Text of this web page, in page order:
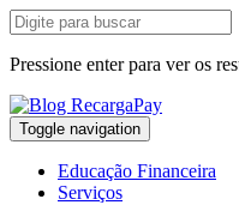
Pressione enter para ver os
Toggle navigation
Educação Financeira
Serviços